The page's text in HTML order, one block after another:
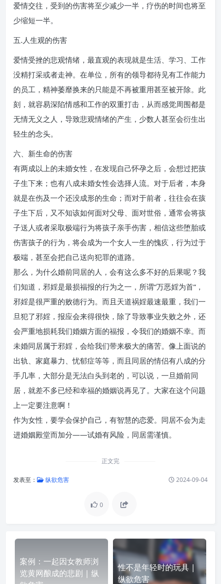
爱情交往，受到的伤害将至少减少一半，疗伤的时间也将至
少缩短一半。
五.人生观的伤害
爱情受挫的悲观情绪，最直观的表现就是生活、学习、工作
没精打采或者走神。在单位，所有的领导都待见有工作能力
的员工，精神萎靡换来的只能是不再被重用甚至被开除。此
刻，就容易深陷情感和工作的双重打击，从而感觉周围都是
无情无义之人，导致悲观情绪的产生，少数人甚至会衍生出
轻生的念头。
六、新生命的伤害
有两成以上的未婚女性，在发现自己怀孕之后，会想过把孩
子生下来；也有八成未婚女性会选择人流。对于后者，本身
就是在伤及一个还没成形的生命；而对于前者，往往会在孩
子生下后，又不知该如何面对父母、面对世俗，通常会将孩
子送人或者采取极端行为将孩子亲手伤害，相信这些堕胎或
伤害孩子的行为，将会成为一个女人一生的愧疚，行为过于
极端，甚至会把自己送向犯罪的道路。
那么，为什么婚前同居的人，会有这么多不好的后果呢？我
们知道，邪婬是最损福报的行为之一，所谓“万恶婬为首“，
邪婬是很严重的败德行为。而且天道祸婬最速最重，我们一
旦犯了邪婬，报应会来得很快，除了导致事业失败之外，还
会严重地损耗我们婚姻方面的福报，令我们的婚姻不幸。而
未婚同居属于邪婬，会给我们带来极大的痛苦。像上面说的
出轨、家庭暴力、忧郁症等等，而且同居的情侣有八成的分
手几率，大部分是无法白头到老的，可以说，一旦婚前同
居，就差不多已经和幸福的婚姻说再见了。大家在这个问题
上一定要注意啊！
作为女性，要学会保护自己，有智慧的恋爱。同居不会为走
进婚姻殿堂而加分——试婚有风险，同居需谨慎。
正文完
发表至： 纵欲危害 2024-09-04
0
案例：一起因女教师浏
览黄网酿成的悲剧 | 纵
性不是年轻时的玩具 |
纵欲危害